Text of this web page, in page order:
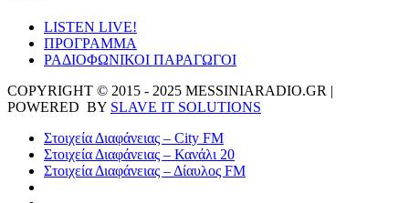
LISTEN LIVE!
ΠΡΟΓΡΑΜΜΑ
ΡΑΔΙΟΦΩΝΙΚΟΙ ΠΑΡΑΓΩΓΟΙ
COPYRIGHT © 2015 - 2025 MESSINIARADIO.GR |
POWERED BY SLAVE IT SOLUTIONS
Στοιχεία Διαφάνειας – City FM
Στοιχεία Διαφάνειας – Κανάλι 20
Στοιχεία Διαφάνειας – Δίαυλος FM